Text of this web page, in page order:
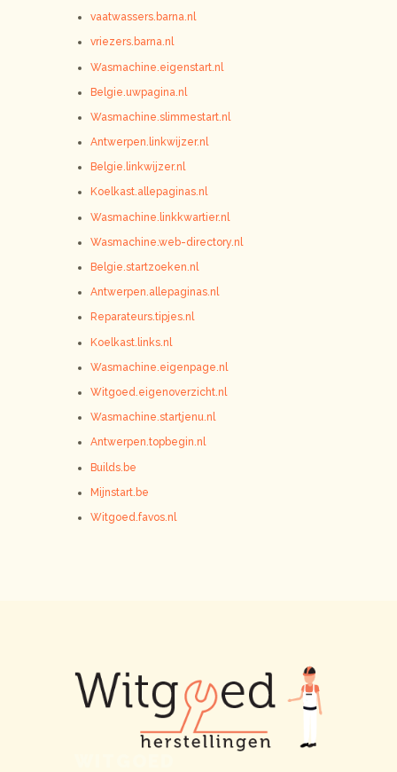
vaatwassers.barna.nl
vriezers.barna.nl
Wasmachine.eigenstart.nl
Belgie.uwpagina.nl
Wasmachine.slimmestart.nl
Antwerpen.linkwijzer.nl
Belgie.linkwijzer.nl
Koelkast.allepaginas.nl
Wasmachine.linkkwartier.nl
Wasmachine.web-directory.nl
Belgie.startzoeken.nl
Antwerpen.allepaginas.nl
Reparateurs.tipjes.nl
Koelkast.links.nl
Wasmachine.eigenpage.nl
Witgoed.eigenoverzicht.nl
Wasmachine.startjenu.nl
Antwerpen.topbegin.nl
Builds.be
Mijnstart.be
Witgoed.favos.nl